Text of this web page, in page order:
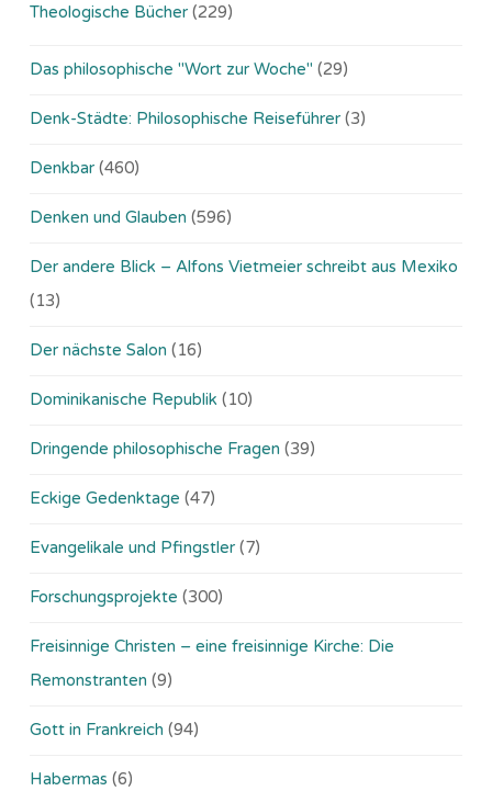
Theologische Bücher (229)
Das philosophische "Wort zur Woche" (29)
Denk-Städte: Philosophische Reiseführer (3)
Denkbar (460)
Denken und Glauben (596)
Der andere Blick – Alfons Vietmeier schreibt aus Mexiko
(13)
Der nächste Salon (16)
Dominikanische Republik (10)
Dringende philosophische Fragen (39)
Eckige Gedenktage (47)
Evangelikale und Pfingstler (7)
Forschungsprojekte (300)
Freisinnige Christen – eine freisinnige Kirche: Die
Remonstranten (9)
Gott in Frankreich (94)
Habermas (6)